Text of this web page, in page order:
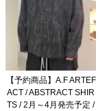
【予約商品】A.F ARTEF
ACT / ABSTRACT SHIR
TS / 2月～4月発売予定 /